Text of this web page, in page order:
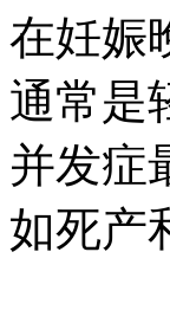
在妊娠
通常是
并发症
如死产